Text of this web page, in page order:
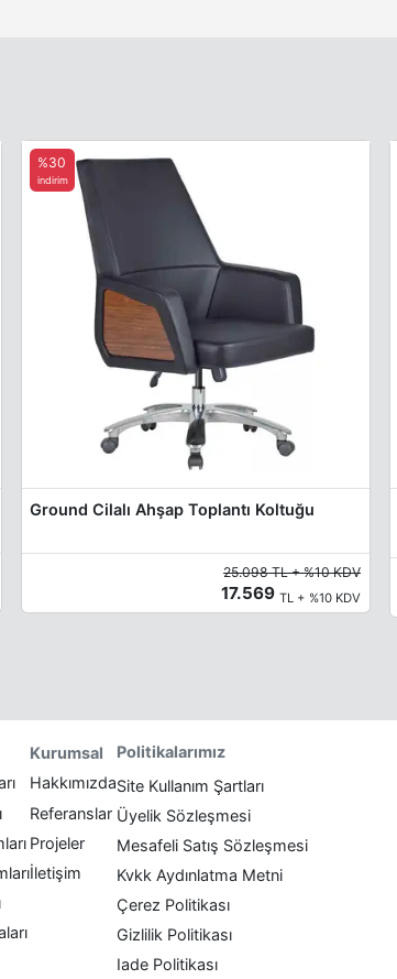
Ground Cilalı Ahşap Toplantı Koltuğu
%30
indirim
25.098 TL + %10 KDV
17.569TL + %10 KDV
Kurumsal
Hakkımızda
Referanslar
Projeler
İletişim
Politikalarımız
Site Kullanım Şartları
Üyelik Sözleşmesi
Mesafeli Satış Sözleşmesi
Kvkk Aydınlatma Metni
Çerez Politikası
Gizlilik Politikası
Iade Politikası